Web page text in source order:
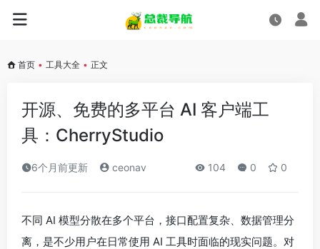
首页 • 工具大全 • 正文
开源、免费的多平台 AI 客户端工
具：CherryStudio
6个月前更新 ceonav 104 0 0
不同 AI 模型分散在多个平台，接口配置复杂、数据管理分
离，是不少用户在日常使用 AI 工具时面临的现实问题。对